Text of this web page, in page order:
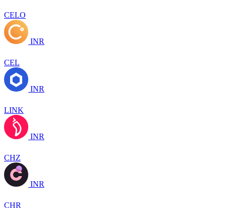
CELO
INR
CEL
INR
LINK
INR
CHZ
INR
CHR